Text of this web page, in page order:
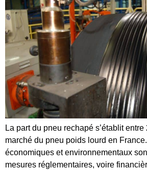
La part du pneu rechapé s’établit
marché du pneu poids lourd en
économiques et environnementaux
mesures réglementaires, voire